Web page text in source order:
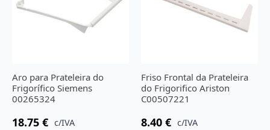
Aro para Prateleira do
Frigorífico Siemens
00265324
18.75 € c/IVA
Friso Frontal da Prateleira
do Frigorifico Ariston
C00507221
8.40 € c/IVA